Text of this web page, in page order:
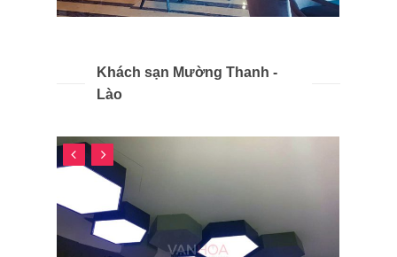
Khách sạn Mường Thanh -
Lào